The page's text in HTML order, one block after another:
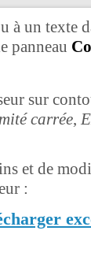
à un texte
panneau
sur
carrée,
et de
: